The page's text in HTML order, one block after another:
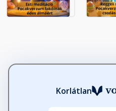
Korlátlan